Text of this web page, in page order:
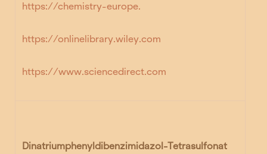
https://chemistry-europe.
https://onlinelibrary.wiley.com
https://www.sciencedirect.com
Dinatriumphenyldibenzimidazol-Tetrasulfonat